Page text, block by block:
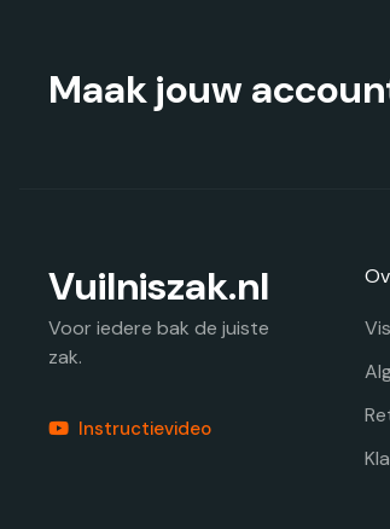
Maak jouw
Vuilniszak.nl
Voor iedere bak de juiste
zak.
Instructievideo